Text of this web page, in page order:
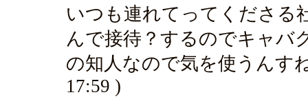
いつも連れてってくださる
んで接待？するのでキャバ
の知人なので気を使うんす
17:59 )